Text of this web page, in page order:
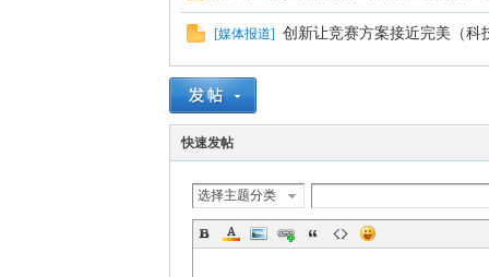
[媒体报道] 创新让竞赛方案接近完美（科
快速发帖
选择主题分类